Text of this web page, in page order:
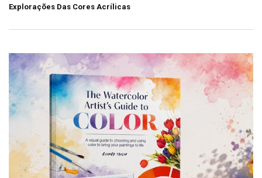
Explorações Das Cores Acrílicas